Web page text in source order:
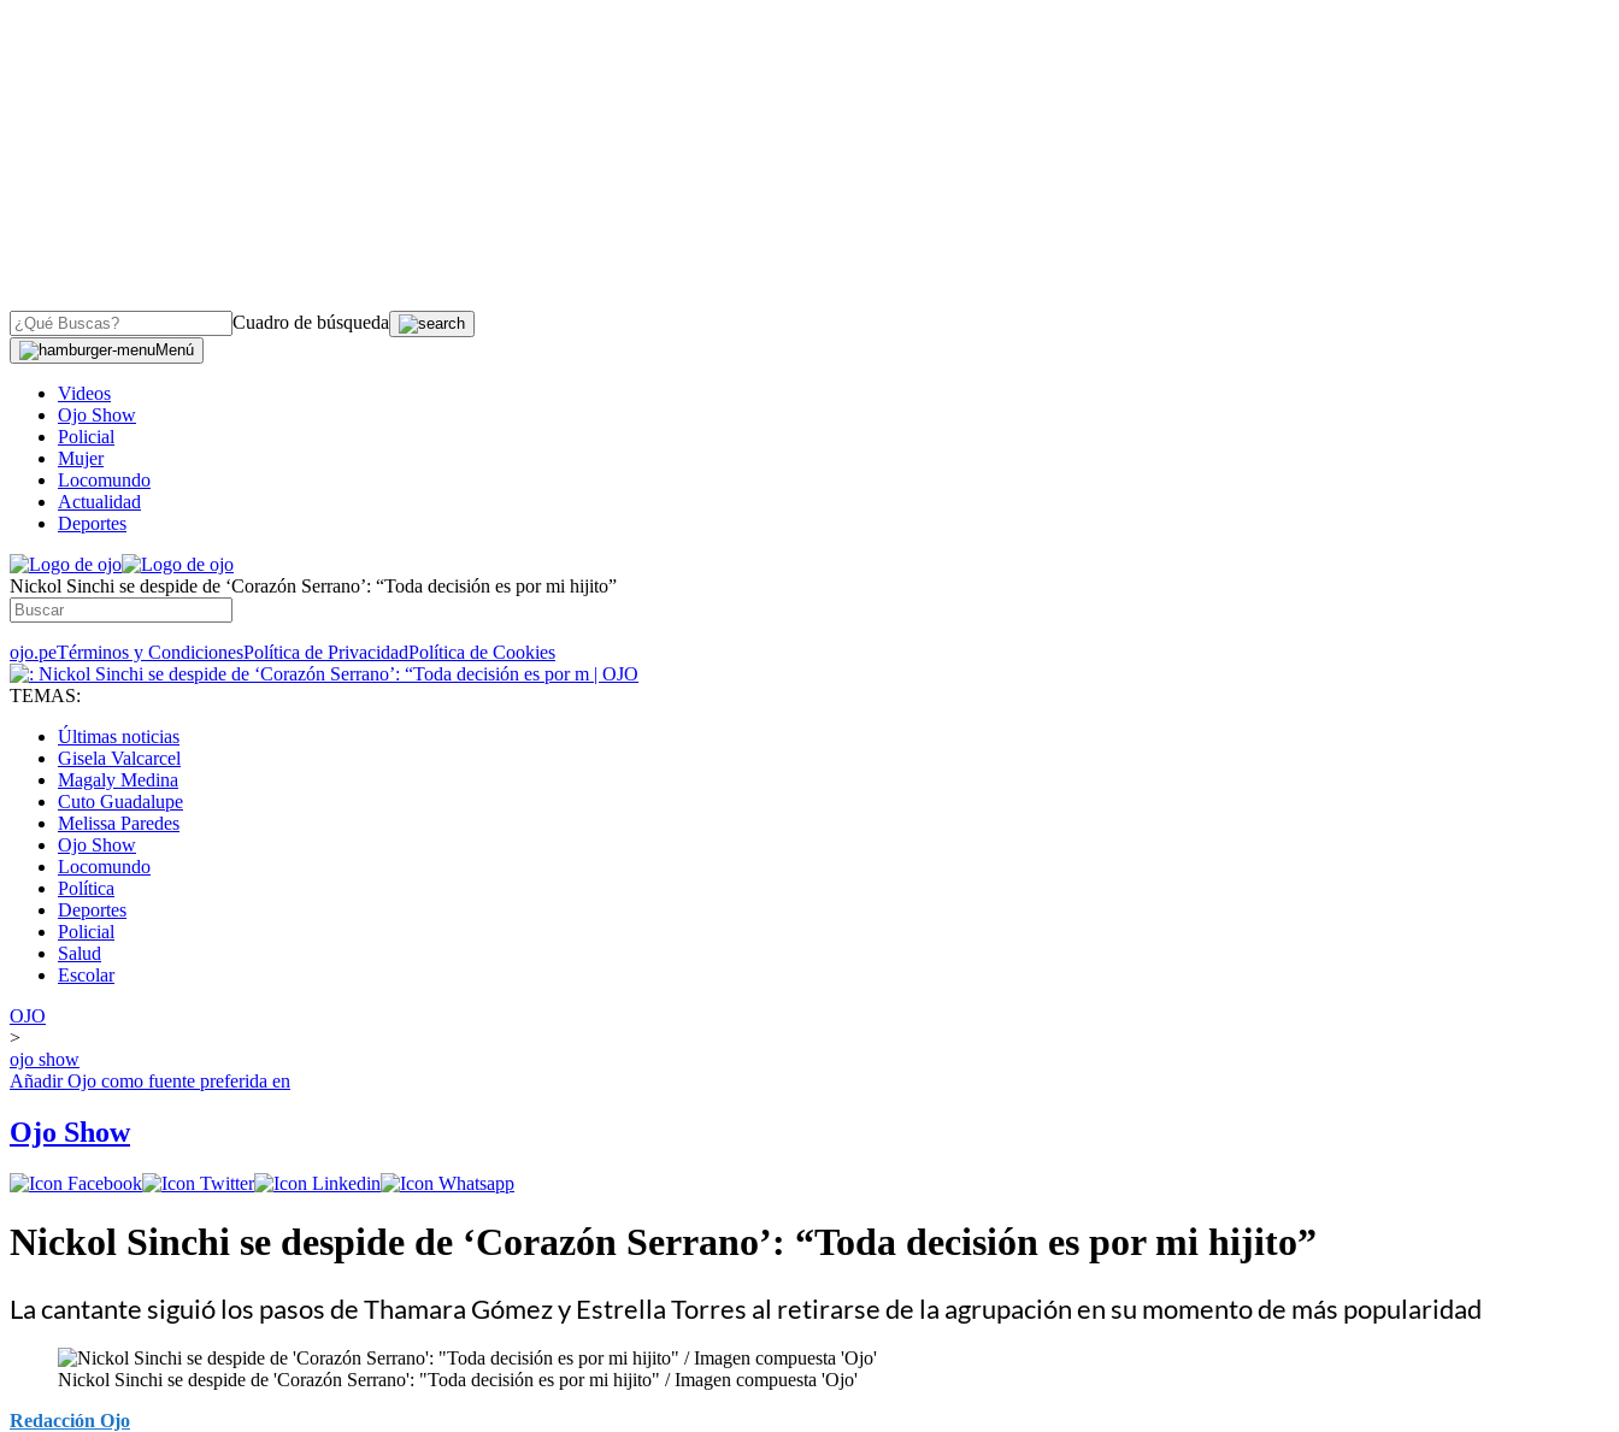
Cuadro de búsqueda
Menú
Videos
Ojo Show
Policial
Mujer
Locomundo
Actualidad
Deportes
Nickol Sinchi se despide de ‘Corazón Serrano’: “Toda decisión es por mi hijito”
ojo.peTérminos y CondicionesPolítica de PrivacidadPolítica de Cookies
TEMAS:
Últimas noticias
Gisela Valcarcel
Magaly Medina
Cuto Guadalupe
Melissa Paredes
Ojo Show
Locomundo
Política
Deportes
Policial
Salud
Escolar
OJO
>
ojo show
AñadirOjo como fuente preferida en
Ojo Show
Nickol Sinchi se despide de ‘Corazón Serrano’: “Toda decisión es por mi hijito”
La cantante siguió los pasos de Thamara Gómez y Estrella Torres al retirarse de la agrupación en su momento de más popularidad
Nickol Sinchi se despide de 'Corazón Serrano': "Toda decisión es por mi hijito" / Imagen compuesta 'Ojo'
Redacción Ojo